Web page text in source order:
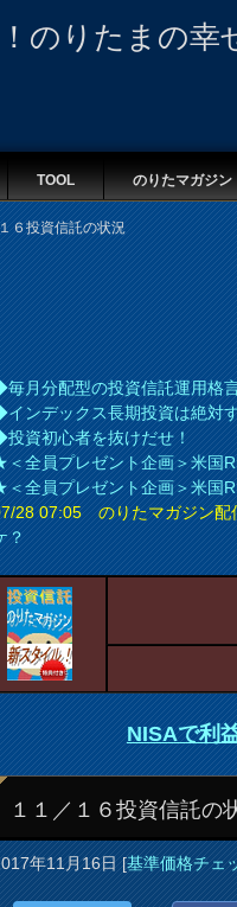
のりたまの幸
TOOL のりたマガジン
６投資信託の状況
月分配型の投資信託運用格
ンデックス長期投資は絶対
資初心者を抜けだせ！
全員プレゼント企画＞米国
全員プレゼント企画＞米国
28 07:05 のりたマガジン配
？
NISAで利
１１／１６投資信託の
年11月16日[基準価格チェ